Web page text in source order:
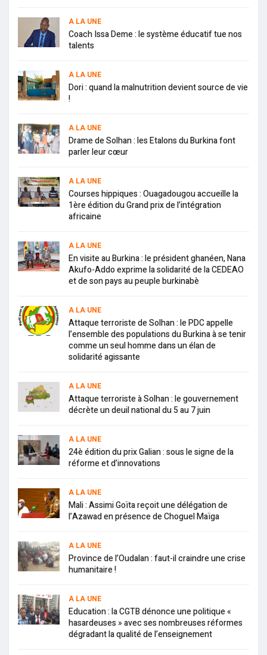
A LA UNE
Coach Issa Deme : le système éducatif tue nos
talents
A LA UNE
Dori : quand la malnutrition devient source de vie
!
A LA UNE
Drame de Solhan : les Etalons du Burkina font
parler leur cœur
A LA UNE
Courses hippiques : Ouagadougou accueille la
1ère édition du Grand prix de l’intégration
africaine
A LA UNE
En visite au Burkina : le président ghanéen, Nana
Akufo-Addo exprime la solidarité de la CEDEAO
et de son pays au peuple burkinabè
A LA UNE
Attaque terroriste de Solhan : le PDC appelle
l’ensemble des populations du Burkina à se tenir
comme un seul homme dans un élan de
solidarité agissante
A LA UNE
Attaque terroriste à Solhan : le gouvernement
décrète un deuil national du 5 au 7 juin
A LA UNE
24è édition du prix Galian : sous le signe de la
réforme et d’innovations
A LA UNE
Mali : Assimi Goïta reçoit une délégation de
l’Azawad en présence de Choguel Maïga
A LA UNE
Province de l’Oudalan : faut-il craindre une crise
humanitaire !
A LA UNE
Education : la CGTB dénonce une politique «
hasardeuses » avec ses nombreuses réformes
dégradant la qualité de l’enseignement